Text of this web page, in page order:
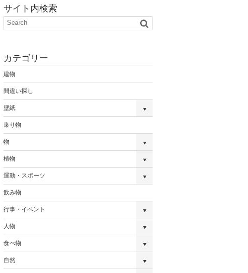
サイト内検索
カテゴリー
建物
間違い探し
壁紙
乗り物
物
植物
運動・スポーツ
飲み物
行事・イベント
人物
食べ物
自然